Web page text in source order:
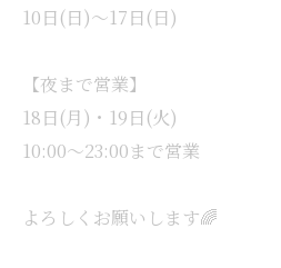
10日(日)～17日(日)
【夜まで営業】
18日(月)・19日(火)
10:00～23:00まで営業
よろしくお願いします🌈